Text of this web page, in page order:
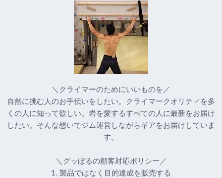
＼クライマーのためにいいものを／
自然に挑む人のお手伝いをしたい。クライマークオリティを多
くの人に知って欲しい。岩を愛するすべての人に最新をお届け
したい。そんな想いでジム運営しながらギアをお届けしていま
す。
＼グッぼるの顧客対応ポリシー／
1. 製品ではなく目的達成を販売する